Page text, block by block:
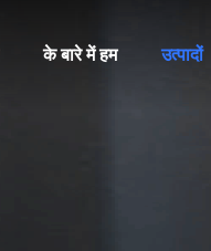
के बारे में हम उत्पादों